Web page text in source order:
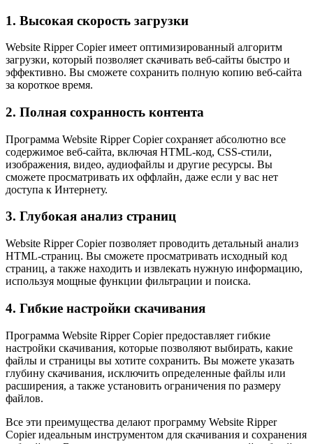
1. Высокая скорость загрузки
Website Ripper Copier имеет оптимизированный алгоритм
загрузки, который позволяет скачивать веб-сайты быстро и
эффективно. Вы сможете сохранить полную копию веб-сайта
за короткое время.
2. Полная сохранность контента
Программа Website Ripper Copier сохраняет абсолютно все
содержимое веб-сайта, включая HTML-код, CSS-стили,
изображения, видео, аудиофайлы и другие ресурсы. Вы
сможете просматривать их оффлайн, даже если у вас нет
доступа к Интернету.
3. Глубокая анализ страниц
Website Ripper Copier позволяет проводить детальный анализ
HTML-страниц. Вы сможете просматривать исходный код
страниц, а также находить и извлекать нужную информацию,
используя мощные функции фильтрации и поиска.
4. Гибкие настройки скачивания
Программа Website Ripper Copier предоставляет гибкие
настройки скачивания, которые позволяют выбирать, какие
файлы и страницы вы хотите сохранить. Вы можете указать
глубину скачивания, исключить определенные файлы или
расширения, а также установить ограничения по размеру
файлов.
Все эти преимущества делают программу Website Ripper
Copier идеальным инструментом для скачивания и сохранения